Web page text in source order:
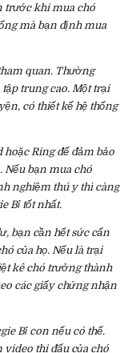
trước khi mua chó
mà bạn định mua
quan. Thường
trung cao. Một trại
có thiết kế hệ thống
Ring để đảm bảo
Nếu bạn mua chó
nghiệm thú y thì càng
Bỉ tốt nhất.
bạn cần hết sức cẩn
của họ. Nếu là trại
kê chó trưởng thành
các giấy chứng nhận
Bỉ con nếu có thể.
video thi đấu của chó